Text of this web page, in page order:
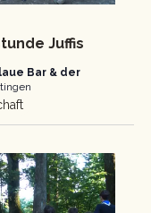
Juffis
Bar & der